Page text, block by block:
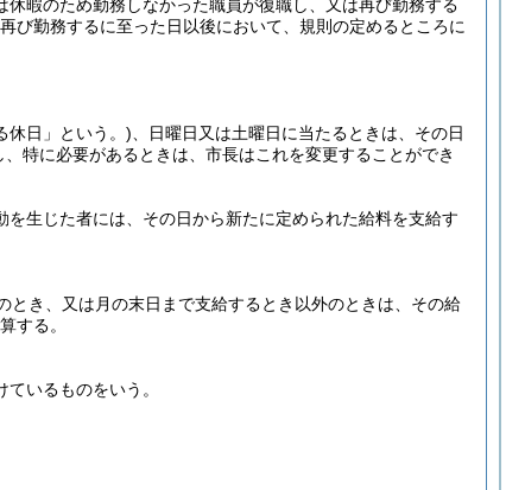
休暇のため勤務しなかった職員が復職し、又は再び勤務する
び勤務するに至った日以後において、規則の定めるところに
休日」という。) 、日曜日又は土曜日に当たるときは、その日
、特に必要があるときは、市長はこれを変更することができ
生じた者には、その日から新たに定められた給料を支給す
き、又は月の末日まで支給するとき以外のときは、その給
する。
いるものをいう。